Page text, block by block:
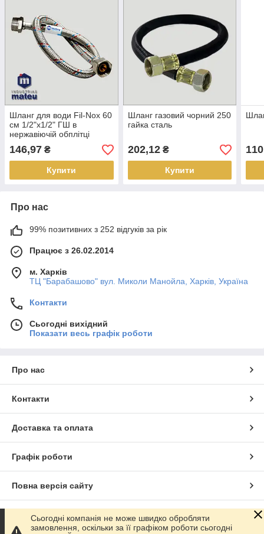
Шланг для води Fil-Nox 60
см 1/2"х1/2" ГШ в
нержавіючій обплітці
146,97 ₴
Купити
Шланг газовий чорний 250
гайка сталь
202,12₴
Купити
110
Про нас
99% позитивних з 252 відгуків за рік
Працює з 26.02.2014
м. Харків
ТЦ "Барабашово" вул. Миколи Манойла, Харків, Україна
Контакти
Сьогодні вихідний
Показати весь графік роботи
Про нас
Контакти
Доставка та оплата
Графік роботи
Повна версія сайту
Сайт створено на маркетплейсіProm.ua
Сьогодні компанія не може швидко обробляти
замовлення, оскільки за її графіком роботи сьогодні